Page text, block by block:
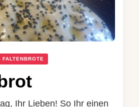
Ihr Lieben! So Ihr einen